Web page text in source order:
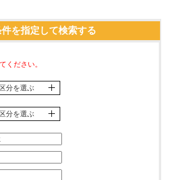
件を指定して検索する
ください。
分を選ぶ
分を選ぶ